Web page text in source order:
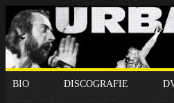
BIO DISCOGRAFIE